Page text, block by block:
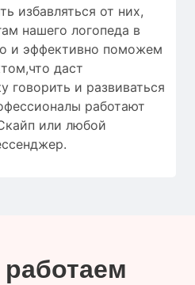
избавляться от них,
нашего логопеда в
и эффективно поможем
даст
говорить и развиваться
работают
или любой